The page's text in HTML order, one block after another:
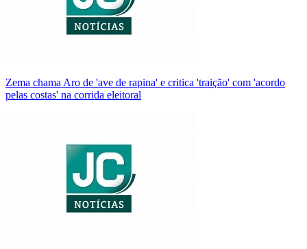
Zema chama Aro de 'ave de rapina' e critica 'traição' com 'acordo
pelas costas' na corrida eleitoral